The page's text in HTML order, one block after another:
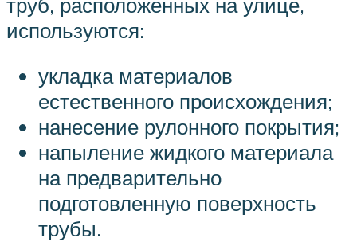
используются:
укладка материалов
естественного происхождения;
нанесение рулонного покрытия;
напыление жидкого материала
на предварительно
подготовленную поверхность
трубы.